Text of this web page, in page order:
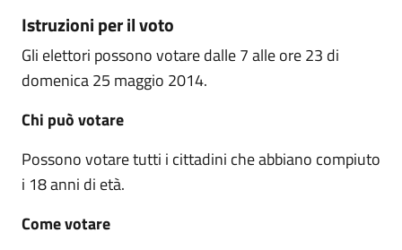
Istruzioni per il voto
Gli elettori possono votare dalle 7 alle ore 23 di
domenica 25 maggio 2014.
Chi può votare
Possono votare tutti i cittadini che abbiano compiuto
i 18 anni di età.
Come votare